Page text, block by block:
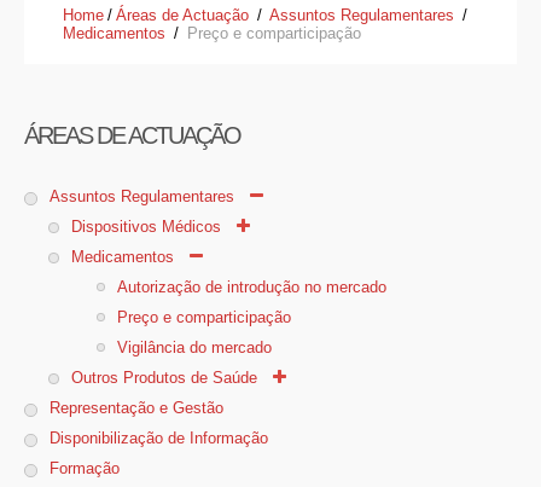
Home / Áreas de Actuação / Assuntos Regulamentares /
Medicamentos / Preço e comparticipação
ÁREAS DE ACTUAÇÃO
Assuntos Regulamentares
Dispositivos Médicos
Medicamentos
Autorização de introdução no mercado
Preço e comparticipação
Vigilância do mercado
Outros Produtos de Saúde
Representação e Gestão
Disponibilização de Informação
Formação